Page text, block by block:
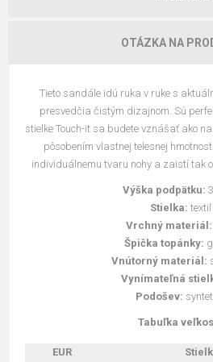
OTÁZKA NA
Tieto sandále idú ruka v ruke s
presvedčia čistým dizajnom. Sú
stielke Touch-it sa budete vznášať ako
pôsobením vlastnej telesnej
individuálnemu tvaru nohy a zaistí tak
Výška podpätku:
Stielka: textil
Vrchný materiál:
Špička topánky:
Vnútorný materiál:
Vynímateľná
Podošev:
Tabuľka
EUR